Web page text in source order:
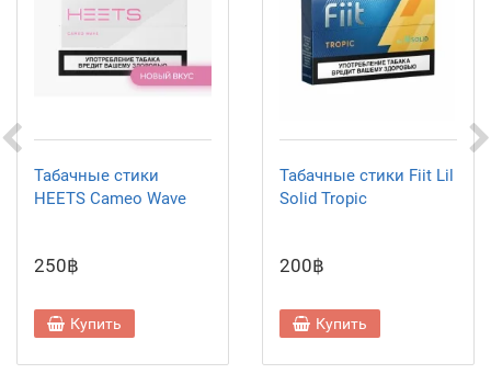
Табачные стики
HEETS Cameo Wave
250฿
Купить
Табачные стики Fiit Lil
Solid Tropic
200฿
Купить